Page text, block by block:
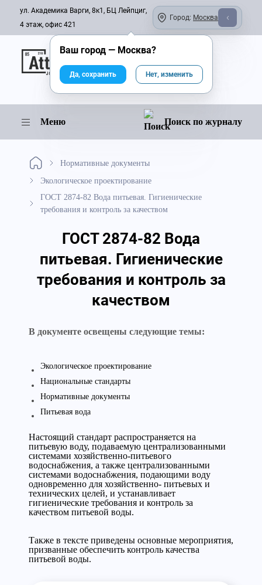
ул. Академика Варги, 8к1, БЦ Лейпциг,
4 этаж, офис 421
Город: Москва
Онлайн-журнал
Меню Поиск по журналу
Нормативные документы
Экологическое проектирование
ГОСТ 2874-82 Вода питьевая. Гигиенические
требования и контроль за качеством
ГОСТ 2874-82 Вода
питьевая. Гигиенические
требования и контроль за
качеством
В документе освещены следующие темы:
Экологическое проектирование
Национальные стандарты
Нормативные документы
Питьевая вода
Настоящий стандарт распространяется на
питьевую воду, подаваемую централизованными
системами хозяйственно-питьевого
водоснабжения, а также централизованными
системами водоснабжения, подающими воду
одновременно для хозяйственно- питьевых и
технических целей, и устанавливает
гигиенические требования и контроль за
качеством питьевой воды.
Также в тексте приведены основные мероприятия,
призванные обеспечить контроль качества
питьевой воды.
Ваш город — Москва?
Да, сохранить Нет, изменить